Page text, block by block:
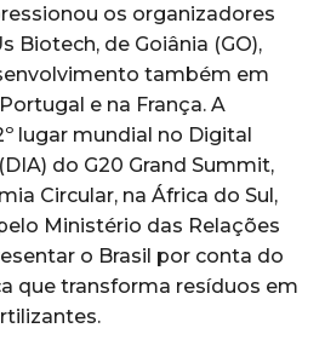
os organizadores
Biotech, de Goiânia (GO),
também em
e na França. A
lugar mundial no Digital
do G20 Grand Summit,
Circular, na África do Sul,
Ministério das Relações
o Brasil por conta do
que transforma resíduos em